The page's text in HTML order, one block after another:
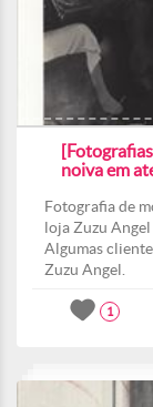
noiva em
Fotografia de
loja Zuzu
Algumas
Zuzu Angel.
1